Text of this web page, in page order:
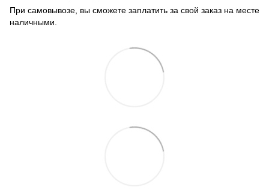
При самовывозе, вы сможете заплатить за свой заказ на месте
наличными.